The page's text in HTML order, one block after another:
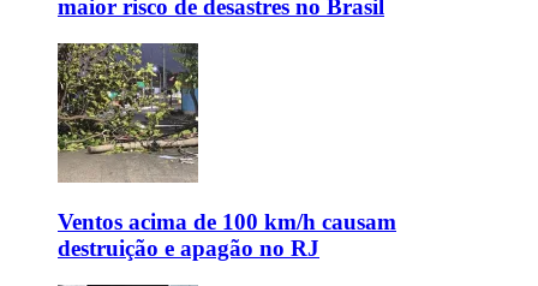
maior risco de desastres no Brasil
Ventos acima de 100 km/h causam
destruição e apagão no RJ